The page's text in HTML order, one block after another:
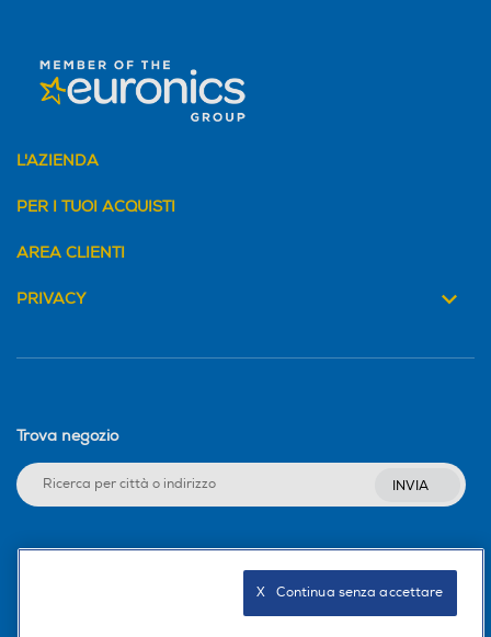
L'AZIENDA
PER I TUOI ACQUISTI
AREA CLIENTI
PRIVACY
Trova negozio
INVIA
X   Continua senza accettare